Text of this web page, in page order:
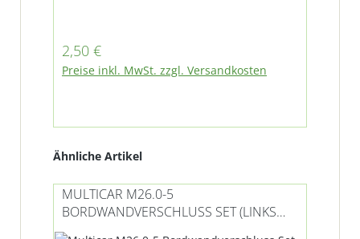
Regulärer Preis:
2,50 €
Preise inkl. MwSt. zzgl. Versandkosten
Produktgalerie überspringen
Ähnliche Artikel
MULTICAR M26.0-5
BORDWANDVERSCHLUSS SET (LINKS
UND RECHTS)